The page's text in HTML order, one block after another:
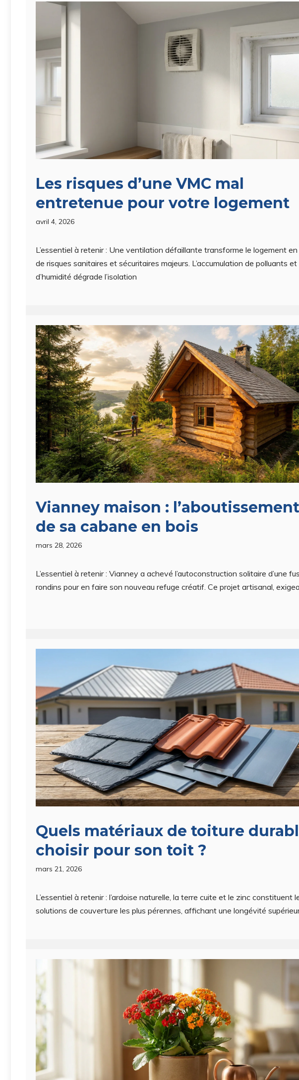
Les risques d’une VMC mal
entretenue pour votre logement
avril 4, 2026
L’essentiel à retenir : Une ventilation défaillante transforme le logement
de risques sanitaires et sécuritaires majeurs. L’accumulation de polluants et
d’humidité dégrade l’isolation
Vianney maison : l’aboutissement
de sa cabane en bois
mars 28, 2026
L’essentiel à retenir : Vianney a achevé l’autoconstruction solitaire d’une
rondins pour en faire son nouveau refuge créatif. Ce projet artisanal,
Quels matériaux de toiture
choisir pour son toit ?
mars 21, 2026
L’essentiel à retenir : l’ardoise naturelle, la terre cuite et le zinc constituent
solutions de couverture les plus pérennes, affichant une longévité